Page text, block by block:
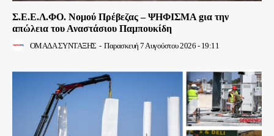
Σ.Ε.Ε.Λ.ΦΟ. Νομού Πρέβεζας – ΨΗΦΙΣΜΑ gια την
απώλεια του Αναστάσιου Παμπουκίδη
ΟΜΑΔΑ ΣΥΝΤΑΞΗΣ - Παρασκευή 7 Αυγούστου 2026 - 19:11